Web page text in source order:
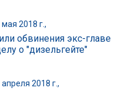
мая 2018 г.,
обвинения экс-главе
о "дизельгейте"
апреля 2018 г.,